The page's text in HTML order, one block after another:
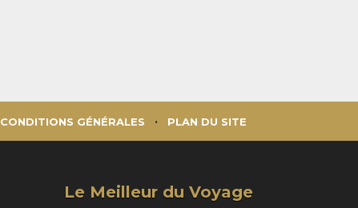
CONDITIONS GÉNÉRALES PLAN DU SITE
Le Meilleur du Voyage